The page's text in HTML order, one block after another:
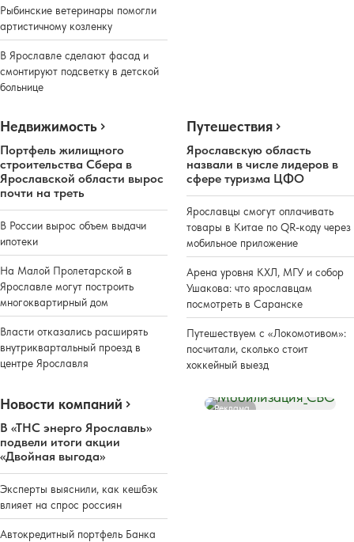
Рыбинские ветеринары помогли
артистичному козленку
В Ярославле сделают фасад и
смонтируют подсветку в детской
больнице
Недвижимость
Портфель жилищного
строительства Сбера в
Ярославской области вырос
почти на треть
В России вырос объем выдачи
ипотеки
На Малой Пролетарской в
Ярославле могут построить
многоквартирный дом
Власти отказались расширять
внутриквартальный проезд в
центре Ярославля
Путешествия
Ярославскую область
назвали в числе лидеров в
сфере туризма ЦФО
Ярославцы смогут оплачивать
товары в Китае по QR-коду через
мобильное приложение
Арена уровня КХЛ, МГУ и собор
Ушакова: что ярославцам
посмотреть в Саранске
Путешествуем с «Локомотивом»:
посчитали, сколько стоит
хоккейный выезд
Новости компаний
В «ТНС энерго Ярославль»
подвели итоги акции
«Двойная выгода»
Эксперты выяснили, как кешбэк
влияет на спрос россиян
Автокредитный портфель Банка
Реклама